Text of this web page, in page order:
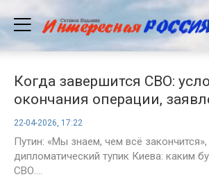
Когда завершится СВО:
окончания операции,
позиция Киева и прогнозы
последние новости на
22.04.2026
22-04-2026, 17:22
Путин: «Мы знаем, чем всё
дипломатический тупик Киева: каким
СВО....